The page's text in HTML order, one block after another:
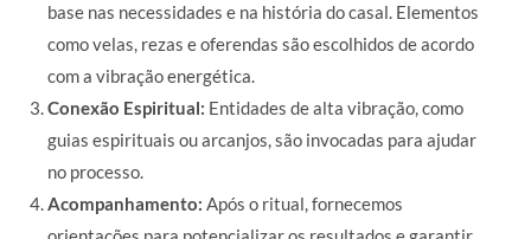
base nas necessidades e na história do casal. Elementos
como velas, rezas e oferendas são escolhidos de acordo
com a vibração energética.
Conexão Espiritual: Entidades de alta vibração, como
guias espirituais ou arcanjos, são invocadas para ajudar
no processo.
Acompanhamento: Após o ritual, fornecemos